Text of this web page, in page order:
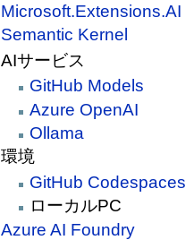
Microsoft.Extensions.AI
Semantic Kernel
AIサービス
GitHub Models
Azure OpenAI
Ollama
環境
GitHub Codespaces
ローカルPC
Azure AI Foundry